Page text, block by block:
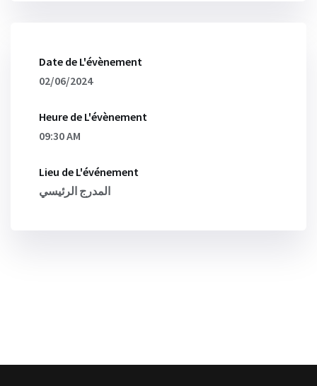
Date de L'évènement
02/06/2024
Heure de L'évènement
09:30 AM
Lieu de L'événement
المدرج الرئيسي